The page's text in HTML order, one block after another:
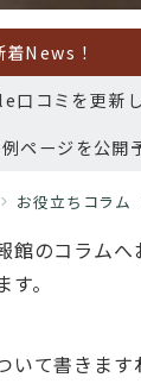
着News！
コミを更新し
ページを公開
お役立ちコラム
館のコラムへ
。
て書きます